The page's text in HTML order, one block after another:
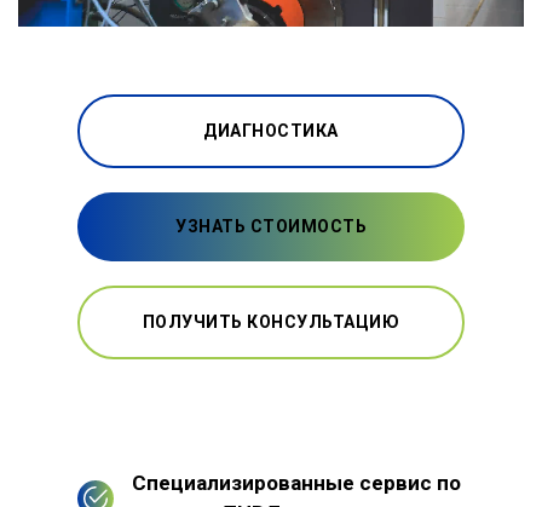
ДИАГНОСТИКА
УЗНАТЬ СТОИМОСТЬ
ПОЛУЧИТЬ КОНСУЛЬТАЦИЮ
Специализированные сервис по